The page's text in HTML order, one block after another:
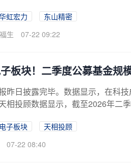
虹宏力
东山精密
生 07-22 09:22
板块！二季度公募基金规
昨日披露完毕。数据显示，在科
相投顾数据显示，截至2026年二
电子板块
天相投顾
07-22 08:40